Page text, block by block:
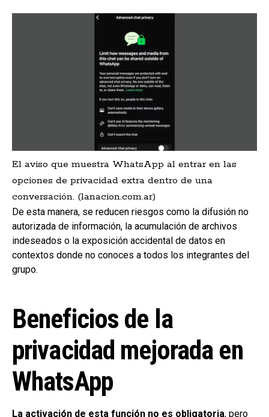
El aviso que muestra WhatsApp al entrar en las
opciones de privacidad extra dentro de una
conversación. (lanacion.com.ar)
De esta manera, se reducen riesgos como la difusión no
autorizada de información, la acumulación de archivos
indeseados o la exposición accidental de datos en
contextos donde no conoces a todos los integrantes del
grupo.
Beneficios de la
privacidad mejorada en
WhatsApp
La activación de esta función no es obligatoria, pero